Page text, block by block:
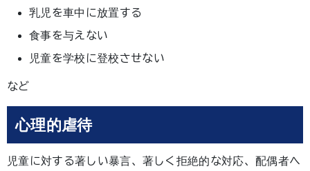
乳児を車中に放置する
食事を与えない
児童を学校に登校させない
など
心理的虐待
児童に対する著しい暴言、著しく拒絶的な対応、配偶者へ